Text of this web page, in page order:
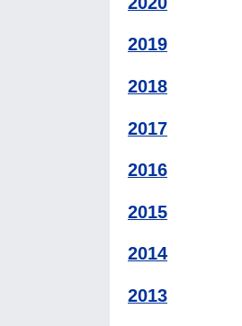
2019
2018
2017
2016
2015
2014
2013